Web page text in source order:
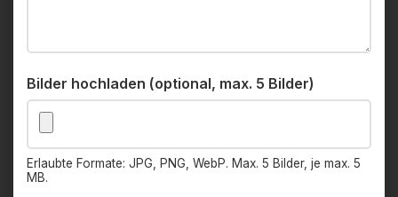
Bilder hochladen (optional, max. 5 Bilder)
Erlaubte Formate: JPG, PNG, WebP. Max. 5 Bilder, je max. 5
MB.